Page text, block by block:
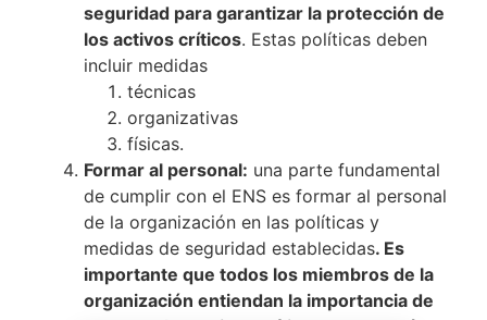
seguridad para garantizar la protección de
los activos críticos. Estas políticas deben
incluir medidas
técnicas
organizativas
físicas.
Formar al personal: una parte fundamental
de cumplir con el ENS es formar al personal
de la organización en las políticas y
medidas de seguridad establecidas. Es
importante que todos los miembros de la
organización entiendan la importancia de